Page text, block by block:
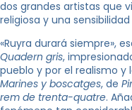
dos grandes artistas que
religiosa y una
«Ruyra durará siempre»,
Quadern gris,
pueblo y por el realismo
Marines y boscatges, de
rem de trenta-quatre.